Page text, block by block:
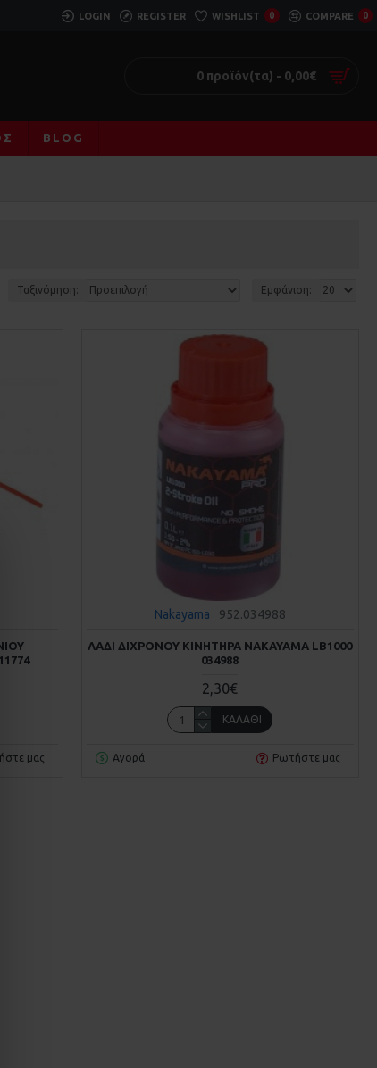
LOGIN REGISTER WISHLIST 0 COMPARE 0
0 προϊόν(τα) - 0,00€
BLOG
Ταξινόμηση: Εμφάνιση:
μας
Nakayama 952.034988
ΛΑΔΙ ΔΙΧΡΟΝΟΥ ΚΙΝΗΤΗΡΑ NAKAYAMA LB1000
034988
2,30€
ΚΑΛΆΘΙ
Αγορά Ρωτήστε μας